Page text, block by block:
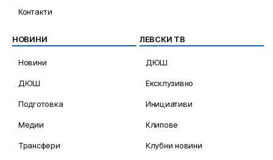
Контакти
НОВИНИ
Новини
ДЮШ
Подготовка
Медии
Трансфери
ЛЕВСКИ ТВ
ДЮШ
Ексклузивно
Инициативи
Клипове
Клубни новини